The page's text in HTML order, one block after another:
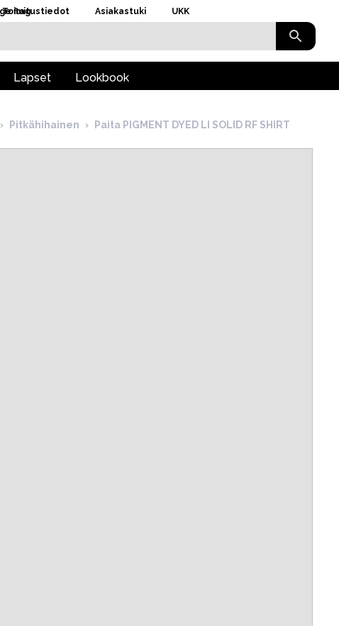
Toimitustiedot Asiakastuki UKK
Lapset Lookbook
› Pitkähihainen › Paita PIGMENT DYED LI SOLID RF SHIRT